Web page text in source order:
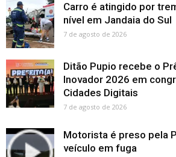
Carro é atingido por
nível em Jandaia do Sul
7 de agosto de 2026
Ditão Pupio recebe o
Inovador 2026 em
Cidades Digitais
7 de agosto de 2026
Motorista é preso pela
veículo em fuga